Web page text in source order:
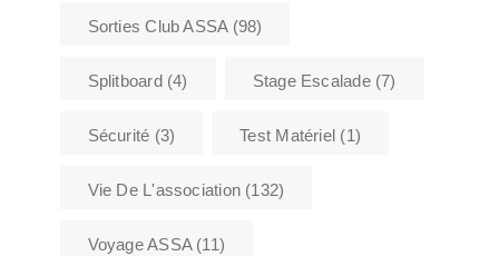
Sorties Club ASSA(98)
Splitboard(4) Stage Escalade(7)
Sécurité (3) Test Matériel (1)
Vie De L'association (132)
Voyage ASSA(11)